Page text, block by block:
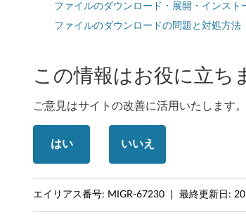
W
n
d
o
w
s
V
ファイルのダウンロード・展開・インスト
ファイルのダウンロードの問題と対処方法
この情報はお役に立ち
ご意見はサイトの改善に活用いたします。
はい いいえ
エイリアス番号: MIGR-67230 最終更新日: